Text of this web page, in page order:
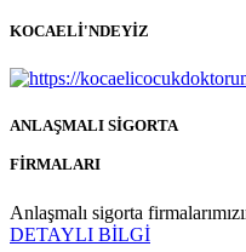
KOCAELİ'NDEYİZ
ANLAŞMALI SİGORTA
FİRMALARI
Anlaşmalı sigorta
DETAYLI BİLGİ